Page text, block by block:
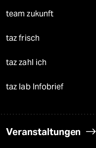
team zukunft
taz frisch
taz zahl ich
taz lab Infobrief
Veranstaltungen